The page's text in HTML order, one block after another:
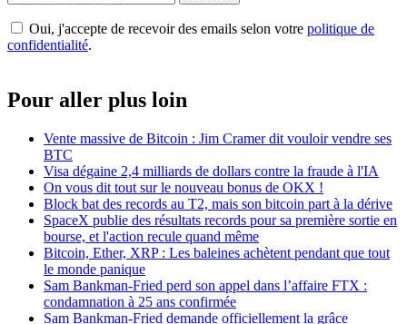
Oui, j'accepte de recevoir des emails selon votre politique de
confidentialité.
Pour aller plus loin
Vente massive de Bitcoin : Jim Cramer dit vouloir vendre ses
BTC
Visa dégaine 2,4 milliards de dollars contre la fraude à l'IA
On vous dit tout sur le nouveau bonus de OKX !
Block bat des records au T2, mais son bitcoin part à la dérive
SpaceX publie des résultats records pour sa première sortie en
bourse, et l'action recule quand même
Bitcoin, Ether, XRP : Les baleines achètent pendant que tout
le monde panique
Sam Bankman-Fried perd son appel dans l’affaire FTX :
condamnation à 25 ans confirmée
Sam Bankman-Fried demande officiellement la grâce